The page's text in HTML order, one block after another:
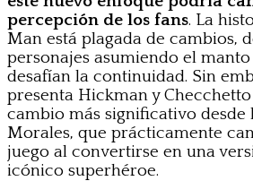
percepción de los fans. La
Man está plagada de cambios,
personajes asumiendo el
desafían la continuidad. Sin
presenta Hickman y
cambio más significativo desde
Morales, que prácticamente
juego al convertirse en una
icónico superhéroe.